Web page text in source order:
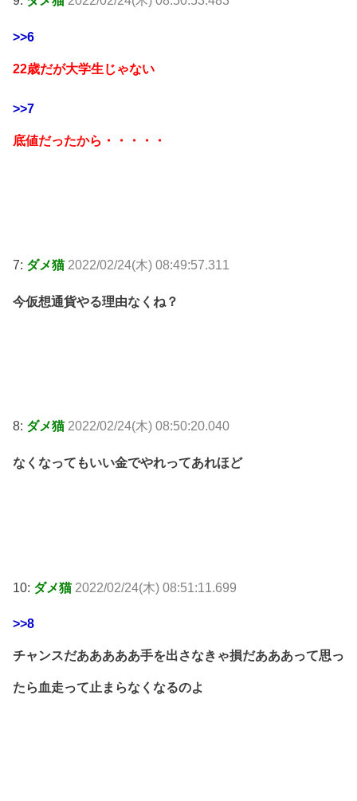
>>6
22歳だが大学生じゃない
>>7
底値だったから・・・・・
7: ダメ猫 2022/02/24(木) 08:49:57.311
今仮想通貨やる理由なくね？
8: ダメ猫 2022/02/24(木) 08:50:20.040
なくなってもいい金でやれってあれほど
10: ダメ猫 2022/02/24(木) 08:51:11.699
>>8
チャンスだあああああ手を出さなきゃ損だあああって思っ
たら血走って止まらなくなるのよ